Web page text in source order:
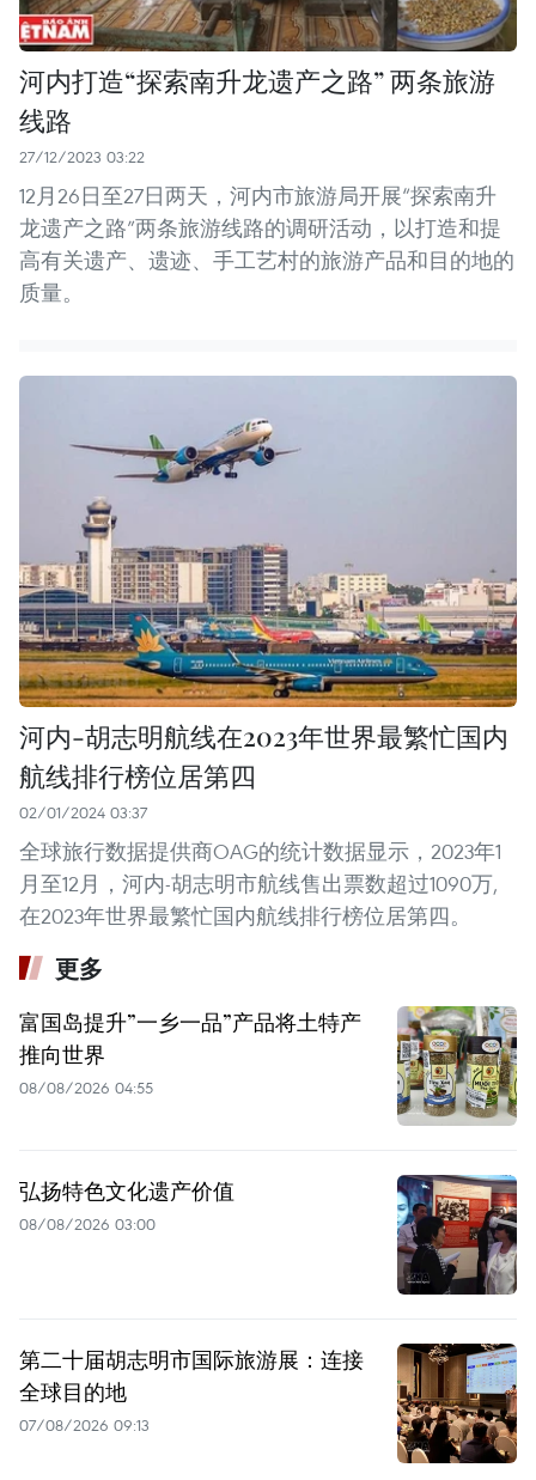
河内打造“探索南升龙遗产之路” 两条旅游
线路
27/12/2023 03:22
12月26日至27日两天，河内市旅游局开展“探索南升
龙遗产之路”两条旅游线路的调研活动，以打造和提
高有关遗产、遗迹、手工艺村的旅游产品和目的地的
质量。
河内-胡志明航线在2023年世界最繁忙国内
航线排行榜位居第四
02/01/2024 03:37
全球旅行数据提供商OAG的统计数据显示，2023年1
月至12月，河内-胡志明市航线售出票数超过1090万,
在2023年世界最繁忙国内航线排行榜位居第四。
更多
富国岛提升”一乡一品”产品将土特产
推向世界
08/08/2026 04:55
弘扬特色文化遗产价值
08/08/2026 03:00
第二十届胡志明市国际旅游展：连接
全球目的地
07/08/2026 09:13